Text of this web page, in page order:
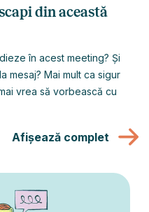
din această
în acest meeting? Și
mesaj? Mai mult ca sigur
vrea să vorbească cu
Afișează complet